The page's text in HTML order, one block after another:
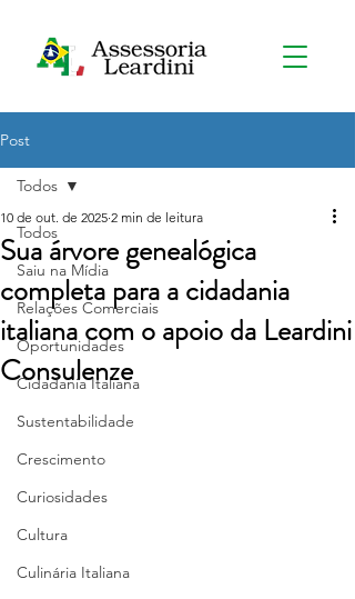
Post
Todos
Saiu na Mídia
Relações Comerciais
Oportunidades
Cidadania Italiana
Sustentabilidade
Crescimento
Curiosidades
Cultura
Culinária Italiana
Todos
Sua árvore genealógica
completa para a cidadania
italiana com o apoio da Leardini
Consulenze
10 de out. de 2025 2 min de leitura